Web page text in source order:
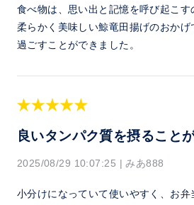
食べ物は、思い出と記憶を呼び起こす
柔らかく美味しい鯨竜田揚げのおか
過ごすことができました。
良いタンパク質を摂ること
2025/08/29 10:07:25 | みあ888
小分けになっていて使いやすく、お